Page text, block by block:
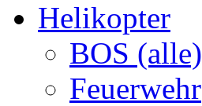
Helikopter
BOS (alle)
Feuerwehr